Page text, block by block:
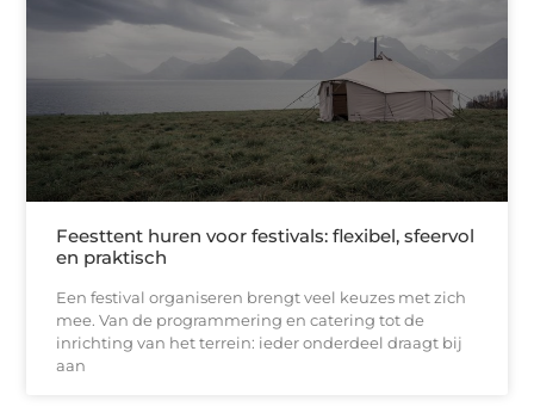
Feesttent huren voor festivals: flexibel, sfeervol
en praktisch
Een festival organiseren brengt veel keuzes met zich
mee. Van de programmering en catering tot de
inrichting van het terrein: ieder onderdeel draagt bij
aan